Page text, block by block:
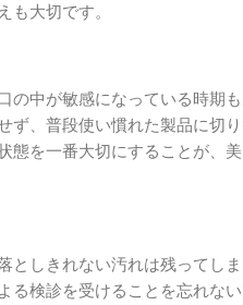
大切です。
中が敏感になっている時期
ず、普段使い慣れた製品に切
を一番大切にすることが、
としきれない汚れは残ってし
検診を受けることを忘れな